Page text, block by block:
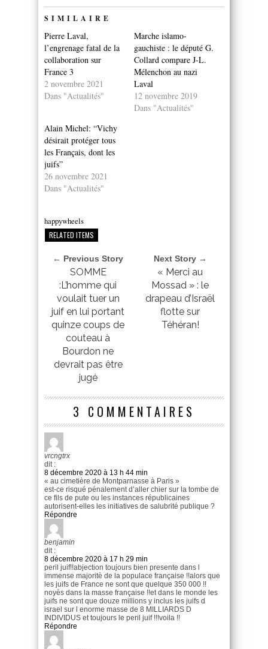
SIMILAIRE
Pierre Laval,
l’engrenage fatal de la
collaboration sur
France 3
2 novembre 2021
Dans "Actualités"
Marche islamo-
gauchiste : le député G.
Collard compare J-L.
Mélenchon au nazi
Laval
12 novembre 2019
Dans "Actualités"
Alain Michel: “Vichy
désirait protéger tous
les Français, dont les
juifs”
26 novembre 2021
Dans "Actualités"
happywheels
RELATED ITEMS
← Previous Story
SOMME
:L’homme qui
voulait tuer un
juif en lui portant
quinze coups de
couteau à
Bourdon ne
devrait pas être
jugé
Next Story →
« Merci au
Mossad » : le
drapeau d’Israël
flotte sur
Téhéran!
3 COMMENTAIRES
vrcngtrx
dit :
8 décembre 2020 à 13 h 44 min
« au cimetière de Montparnasse à Paris »
est-ce risqué pénalement d’aller chier sur la tombe de
ce fils de pute ou les instances républicaines
autorisent-elles les initiatives de salubrité publique ?
Répondre
benjamin
dit :
8 décembre 2020 à 17 h 29 min
peril juif!!abjection toujours bien presente dans l
immense majoritè de la populace française !!alors que
les juifs de France ne sont que quelque 350 000 !!
noyès dans la masse française !!et dans le monde les
juifs ne sont que douze millions y inclus les juifs d
israel sur l enorme masse de 8 MILLIARDS D
INDIVIDUS et toujours le peril juif !!!voila !!
Répondre